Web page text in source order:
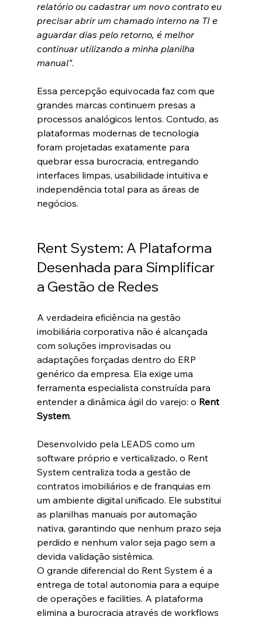
relatório ou cadastrar um novo contrato eu
precisar abrir um chamado interno na TI e
aguardar dias pelo retorno, é melhor
continuar utilizando a minha planilha
manual".
Essa percepção equivocada faz com que
grandes marcas continuem presas a
processos analógicos lentos. Contudo, as
plataformas modernas de tecnologia
foram projetadas exatamente para
quebrar essa burocracia, entregando
interfaces limpas, usabilidade intuitiva e
independência total para as áreas de
negócios.
Rent System: A Plataforma
Desenhada para Simplificar
a Gestão de Redes
A verdadeira eficiência na gestão
imobiliária corporativa não é alcançada
com soluções improvisadas ou
adaptações forçadas dentro do ERP
genérico da empresa. Ela exige uma
ferramenta especialista construída para
entender a dinâmica ágil do varejo: o Rent
System.
Desenvolvido pela LEADS como um
software próprio e verticalizado, o Rent
System centraliza toda a gestão de
contratos imobiliários e de franquias em
um ambiente digital unificado. Ele substitui
as planilhas manuais por automação
nativa, garantindo que nenhum prazo seja
perdido e nenhum valor seja pago sem a
devida validação sistêmica.
O grande diferencial do Rent System é a
entrega de total autonomia para a equipe
de operações e facilities. A plataforma
elimina a burocracia através de workflows